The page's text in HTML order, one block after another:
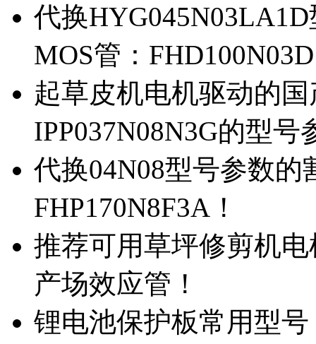
代换
MOS管：
起草皮机电机驱动的
IPP037N08N3G的型号
代换04N08型号参数
FHP170N8F3A！
推荐可用草坪修剪机电
产场效应管！
锂电池保护板常用型号